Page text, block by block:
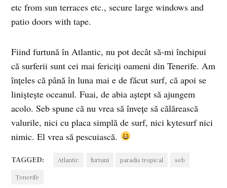
etc from sun terraces etc., secure large windows and
patio doors with tape.
Fiind furtună în Atlantic, nu pot decât să-mi închipui
că surferii sunt cei mai fericiţi oameni din Tenerife. Am
înţeles că până în luna mai e de făcut surf, că apoi se
linişteşte oceanul. Fuai, de abia aştept să ajungem
acolo. Seb spune că nu vrea să înveţe să călărească
valurile, nici cu placa simplă de surf, nici kytesurf nici
nimic. El vrea să pescuiască.
TAGGED: Atlantic furtuni paradis tropical seb
Tenerife